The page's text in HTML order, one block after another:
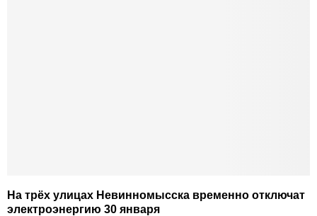
На трёх улицах Невинномысска временно отключат
электроэнергию 30 января